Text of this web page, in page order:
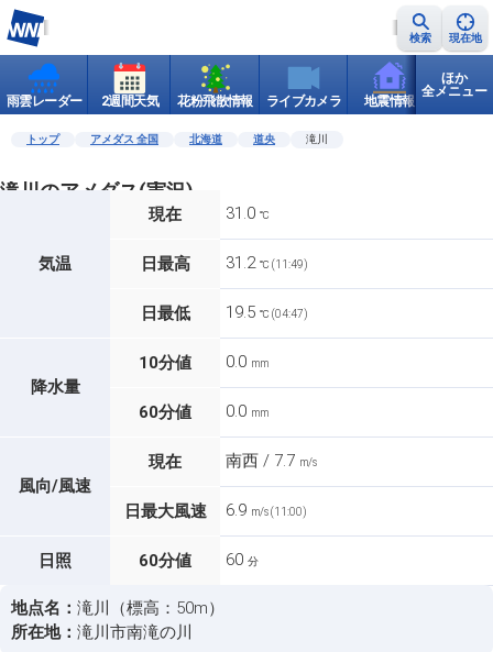
検索 現在地
雨雲レーダー 2週間天気 花粉飛散情報 ライブカメラ 地震情報 世界天
ほか
全メニュー
トップ アメダス 全国 北海道 道央 滝川
滝川のアメダス(実況)
気温
現在 31.0 ℃
日最高 31.2 ℃ (11:49)
日最低 19.5 ℃ (04:47)
降水量
10分値 0.0 mm
60分値 0.0 mm
風向/風速
現在 南西 / 7.7 m/s
日最大風速 6.9 m/s (11:00)
日照 60分値 60 分
地点名： 滝川（標高：50m）
所在地： 滝川市南滝の川